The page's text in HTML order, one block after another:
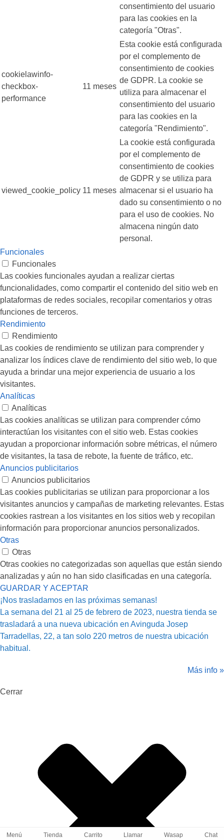
consentimiento del usuario
para las cookies en la
categoría "Otras".
cookielawinfo-
checkbox-
performance
11 meses
Esta cookie está configurada
por el complemento de
consentimiento de cookies
de GDPR. La cookie se
utiliza para almacenar el
consentimiento del usuario
para las cookies en la
categoría "Rendimiento".
viewed_cookie_policy 11 meses
La cookie está configurada
por el complemento de
consentimiento de cookies
de GDPR y se utiliza para
almacenar si el usuario ha
dado su consentimiento o no
para el uso de cookies. No
almacena ningún dato
personal.
Funcionales
Funcionales
Las cookies funcionales ayudan a realizar ciertas
funcionalidades, como compartir el contenido del sitio web en
plataformas de redes sociales, recopilar comentarios y otras
funciones de terceros.
Rendimiento
Rendimiento
Las cookies de rendimiento se utilizan para comprender y
analizar los índices clave de rendimiento del sitio web, lo que
ayuda a brindar una mejor experiencia de usuario a los
visitantes.
Analíticas
Analíticas
Las cookies analíticas se utilizan para comprender cómo
interactúan los visitantes con el sitio web. Estas cookies
ayudan a proporcionar información sobre métricas, el número
de visitantes, la tasa de rebote, la fuente de tráfico, etc.
Anuncios publicitarios
Anuncios publicitarios
Las cookies publicitarias se utilizan para proporcionar a los
visitantes anuncios y campañas de marketing relevantes. Estas
cookies rastrean a los visitantes en los sitios web y recopilan
información para proporcionar anuncios personalizados.
Otras
Otras
Otras cookies no categorizadas son aquellas que están siendo
analizadas y aún no han sido clasificadas en una categoría.
GUARDAR Y ACEPTAR
¡Nos trasladamos en las próximas semanas!
La semana del 21 al 25 de febrero de 2023, nuestra tienda se
trasladará a una nueva ubicación en Avinguda Josep
Tarradellas, 22, a tan solo 220 metros de nuestra ubicación
habitual.
Más info »
Cerrar
Menú Tienda Carrito Llamar Wasap Chat